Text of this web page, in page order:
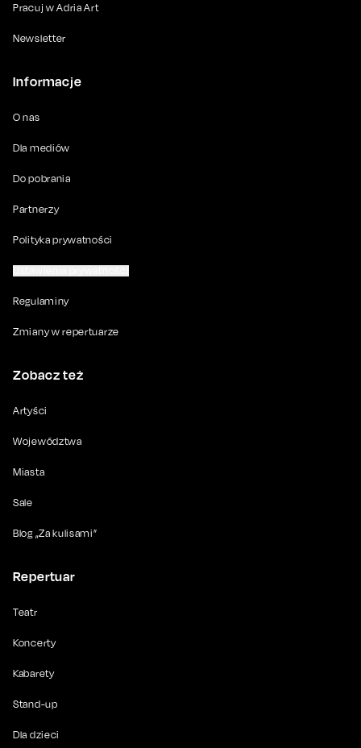
Pracuj w Adria Art
Newsletter
Informacje
O nas
Dla mediów
Do pobrania
Partnerzy
Polityka prywatności
Regulaminy
Zmiany w repertuarze
Zobacz też
Artyści
Województwa
Miasta
Sale
Blog „Za kulisami”
Repertuar
Teatr
Koncerty
Kabarety
Stand-up
Dla dzieci